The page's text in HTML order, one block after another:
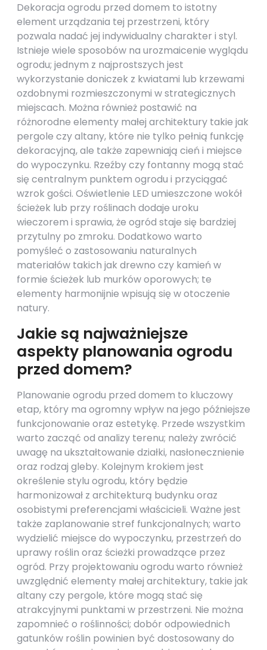
Dekoracja ogrodu przed domem to istotny
element urządzania tej przestrzeni, który
pozwala nadać jej indywidualny charakter i styl.
Istnieje wiele sposobów na urozmaicenie wyglądu
ogrodu; jednym z najprostszych jest
wykorzystanie doniczek z kwiatami lub krzewami
ozdobnymi rozmieszczonymi w strategicznych
miejscach. Można również postawić na
różnorodne elementy małej architektury takie jak
pergole czy altany, które nie tylko pełnią funkcję
dekoracyjną, ale także zapewniają cień i miejsce
do wypoczynku. Rzeźby czy fontanny mogą stać
się centralnym punktem ogrodu i przyciągać
wzrok gości. Oświetlenie LED umieszczone wokół
ścieżek lub przy roślinach dodaje uroku
wieczorem i sprawia, że ogród staje się bardziej
przytulny po zmroku. Dodatkowo warto
pomyśleć o zastosowaniu naturalnych
materiałów takich jak drewno czy kamień w
formie ścieżek lub murków oporowych; te
elementy harmonijnie wpisują się w otoczenie
natury.
Jakie są najważniejsze
aspekty planowania ogrodu
przed domem?
Planowanie ogrodu przed domem to kluczowy
etap, który ma ogromny wpływ na jego późniejsze
funkcjonowanie oraz estetykę. Przede wszystkim
warto zacząć od analizy terenu; należy zwrócić
uwagę na ukształtowanie działki, nasłonecznienie
oraz rodzaj gleby. Kolejnym krokiem jest
określenie stylu ogrodu, który będzie
harmonizował z architekturą budynku oraz
osobistymi preferencjami właścicieli. Ważne jest
także zaplanowanie stref funkcjonalnych; warto
wydzielić miejsce do wypoczynku, przestrzeń do
uprawy roślin oraz ścieżki prowadzące przez
ogród. Przy projektowaniu ogrodu warto również
uwzględnić elementy małej architektury, takie jak
altany czy pergole, które mogą stać się
atrakcyjnymi punktami w przestrzeni. Nie można
zapomnieć o roślinności; dobór odpowiednich
gatunków roślin powinien być dostosowany do